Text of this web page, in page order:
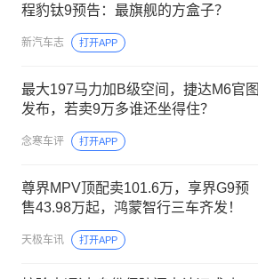
程豹钛9预告：最旗舰的方盒子？
新汽车志 打开APP
最大197马力加B级空间，捷达M6官图
发布，若卖9万多谁还坐得住？
念寒车评 打开APP
尊界MPV顶配卖101.6万，享界G9预
售43.98万起，鸿蒙智行三车齐发！
天极车讯 打开APP